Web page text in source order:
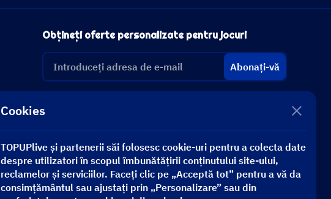
Obțineți oferte personalizate pentru jocuri
Abonați-vă
Cookies
TOPUPlive și partenerii săi folosesc cookie-uri pentru a colecta date
despre utilizatori în scopul îmbunătățirii conținutului site-ului,
reclamelor și serviciilor. Faceți clic pe „Acceptă tot” pentru a vă da
consimțământul sau ajustați prin „Personalizare” sau din